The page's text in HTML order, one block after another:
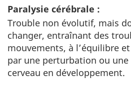
Paralysie cérébrale :
Trouble non évolutif, mais
changer, entraînant des
mouvements, à l’équilibre
par une perturbation ou
cerveau en développement.